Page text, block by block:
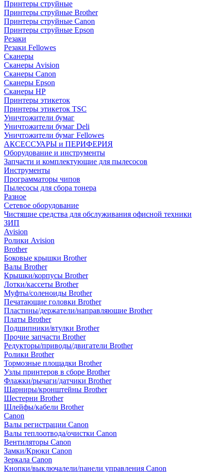
Принтеры струйные
Принтеры струйные Brother
Принтеры струйные Canon
Принтеры струйные Epson
Резаки
Резаки Fellowes
Сканеры
Сканеры Avision
Сканеры Canon
Сканеры Epson
Сканеры HP
Принтеры этикеток
Принтеры этикеток TSC
Уничтожители бумаг
Уничтожители бумаг Deli
Уничтожители бумаг Fellowes
АКСЕССУАРЫ и ПЕРИФЕРИЯ
Оборудование и инструменты
Запчасти и комплектующие для пылесосов
Инструменты
Программаторы чипов
Пылесосы для сбора тонера
Разное
Сетевое оборудование
Чистящие средства для обслуживания офисной техники
ЗИП
Avision
Ролики Avision
Brother
Боковые крышки Brother
Валы Brother
Крышки/корпусы Brother
Лотки/кассеты Brother
Муфты/соленоиды Brother
Печатающие головки Brother
Пластины/держатели/направляющие Brother
Платы Brother
Подшипники/втулки Brother
Прочие запчасти Brother
Редукторы/приводы/двигатели Brother
Ролики Brother
Тормозные площадки Brother
Узлы принтеров в сборе Brother
Флажки/рычаги/датчики Brother
Шарниры/кронштейны Brother
Шестерни Brother
Шлейфы/кабели Brother
Canon
Валы регистрации Canon
Валы теплоотвода/очистки Canon
Вентиляторы Canon
Замки/Крюки Canon
Зеркала Canon
Кнопки/выключалели/панели управления Canon